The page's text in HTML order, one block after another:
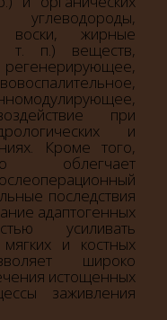
воски, жирные
т. п.) веществ,
при
и
Кроме того,
облегчает
последствия
адаптогенных
усиливать
и костных
широко
истощенных
заживления